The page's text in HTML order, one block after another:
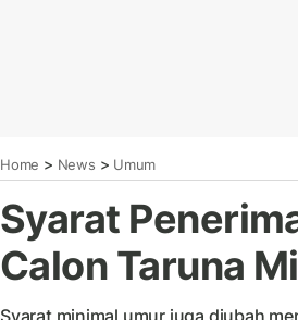
Home > News > Umum
Syarat
Calon Taruna
Syarat minimal umur juga diubah